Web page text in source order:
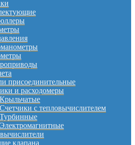
присоединительные
и расходомеры
Крыльчатые
Счетчики с тепловычислителем
Турбинные
Электромагнитные
клапана